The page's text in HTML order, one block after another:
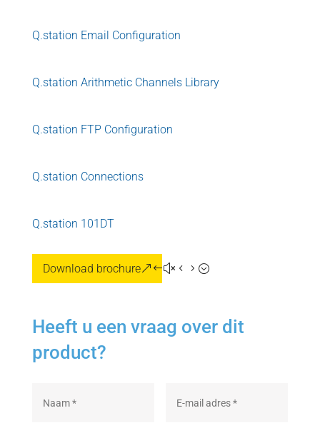
Q.station Email Configuration
Q.station Arithmetic Channels Library
Q.station FTP Configuration
Q.station Connections
Q.station 101DT
Download brochure
Heeft u een vraag over dit
product?